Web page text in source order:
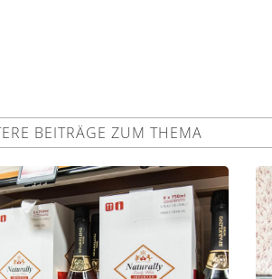
BEITRÄGE ZUM THEMA